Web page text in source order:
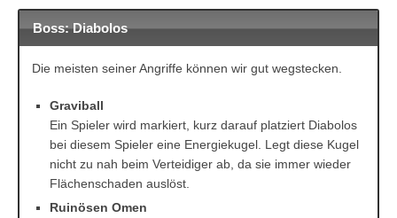
Boss: Diabolos
Die meisten seiner Angriffe können wir gut wegstecken.
Graviball
Ein Spieler wird markiert, kurz darauf platziert Diabolos
bei diesem Spieler eine Energiekugel. Legt diese Kugel
nicht zu nah beim Verteidiger ab, da sie immer wieder
Flächenschaden auslöst.
Ruinösen Omen